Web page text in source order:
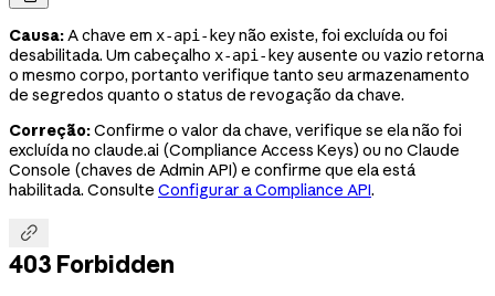
Causa: A chave em x-api-keynão existe, foi excluída ou foi
desabilitada. Um cabeçalho x-api-keyausente ou vazio retorna
o mesmo corpo, portanto verifique tanto seu armazenamento
de segredos quanto o status de revogação da chave.
Correção:Confirme o valor da chave, verifique se ela não foi
excluída no claude.ai (Compliance Access Keys) ou no Claude
Console (chaves de Admin API) e confirme que ela está
habilitada. Consulte Configurar a Compliance API.

403 Forbidden